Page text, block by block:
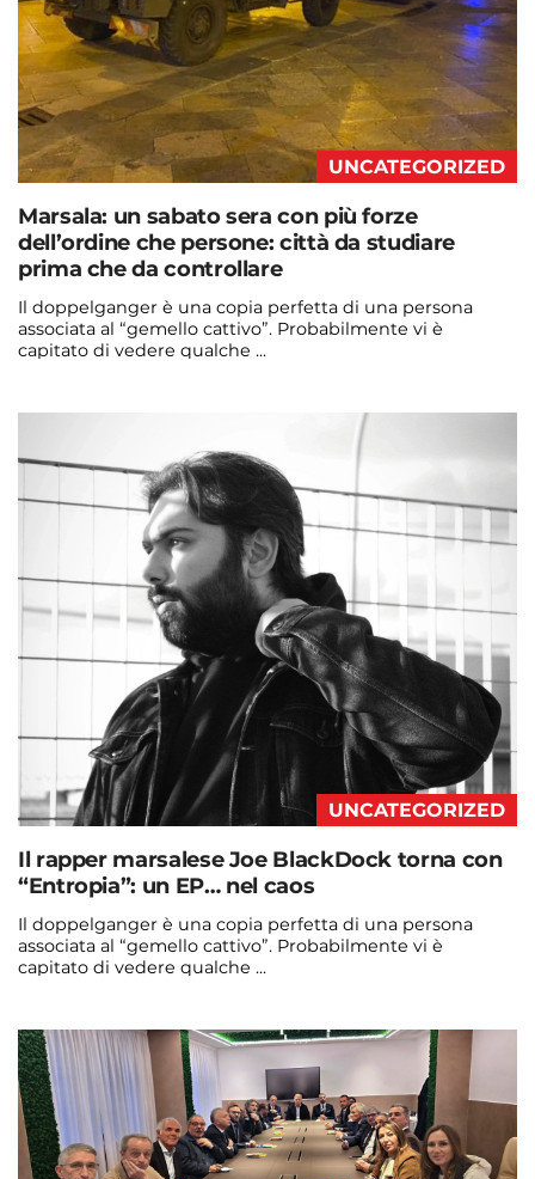
UNCATEGORIZED
Marsala: un sabato sera con più forze
dell’ordine che persone: città da studiare
prima che da controllare
Il doppelganger è una copia perfetta di una persona
associata al “gemello cattivo”. Probabilmente vi è
capitato di vedere qualche ...
UNCATEGORIZED
Il rapper marsalese Joe BlackDock torna con
“Entropia”: un EP… nel caos
Il doppelganger è una copia perfetta di una persona
associata al “gemello cattivo”. Probabilmente vi è
capitato di vedere qualche ...
admin@admin.com 3 days fa